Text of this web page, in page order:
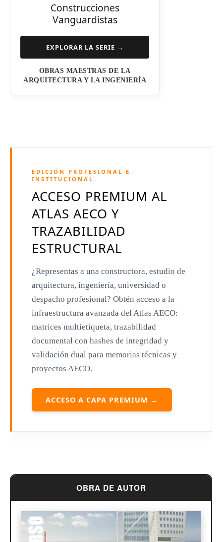
Steven Holl
Henry N. Cobb
I.M. Pei
Luis Barragán
Richard Meier
Aldo Rossi
Toyo Ito
Jacques Herzog
Rem Koolhaas
Zaha Hadid
Renzo Piano
Oscar Niemeyer
Mies van der Rohe
Le Corbusier
William Pereira
Antoni Gaudí
Construcciones
Vanguardistas
EXPLORAR LA SERIE →
OBRAS MAESTRAS DE LA
ARQUITECTURA Y LA INGENIERÍA
EDICIÓN PROFESIONAL E
INSTITUCIONAL
ACCESO PREMIUM AL
ATLAS AECO Y
TRAZABILIDAD
ESTRUCTURAL
¿Representas a una constructora, estudio de
arquitectura, ingeniería, universidad o
despacho profesional? Obtén acceso a la
infraestructura avanzada del Atlas AECO:
matrices multietiqueta, trazabilidad
documental con hashes de integridad y
validación dual para memorias técnicas y
proyectos AECO.
ACCESO A CAPA PREMIUM →
OBRA DE AUTOR